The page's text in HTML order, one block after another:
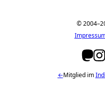
©
←Mitglied im